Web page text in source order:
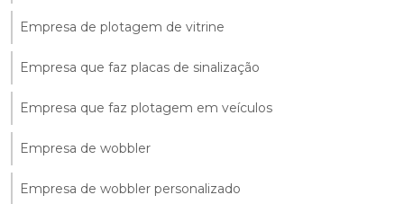
Empresa de plotagem de vitrine
Empresa que faz placas de sinalização
Empresa que faz plotagem em veículos
Empresa de wobbler
Empresa de wobbler personalizado